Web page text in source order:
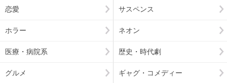
恋愛 サスペンス
ホラー ネオン
医療・病院系 歴史・時代劇
グルメ ギャグ・コメディー